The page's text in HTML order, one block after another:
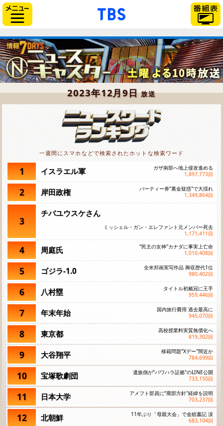
「TBSテレビ」トップペー
2023年12月9日放送
一週間にスマホなどで検索されたホットな検索ワード
1 イスラエル軍
ガザ南部へ地上侵攻進める
1,897,773回
2 岸田政権
パーティー券“裏金疑惑"で大揺れ
1,349,864回
3
チバユウスケさん
ミッシェル・ガン・エレファント元メンバー死去
1,171,411 回
4 周庭氏
“民主の女神"カナダに事実上亡命
1,010,408回
5 ゴジラ-1.0
全米邦画実写作品 興収歴代1位
980,402回
6 八村塁
タイトル初戴冠に王手
959,446回
7 年末年始
国内旅行費用 過去最高に
945,070回
8 東京都
高校授業料実質無償化へ
819,302回
9 大谷翔平
移籍問題“Xデー"間近か
784,699回
10 宝塚歌劇団
遺族側が“パワハラ証拠"のLINE公開
733,150回
11 日本大学
アメフト部員に“廃部方針"経緯を説明
703,237回
12 北朝鮮
11年ぶり「母親大会」で金総書記 涙
683,104回